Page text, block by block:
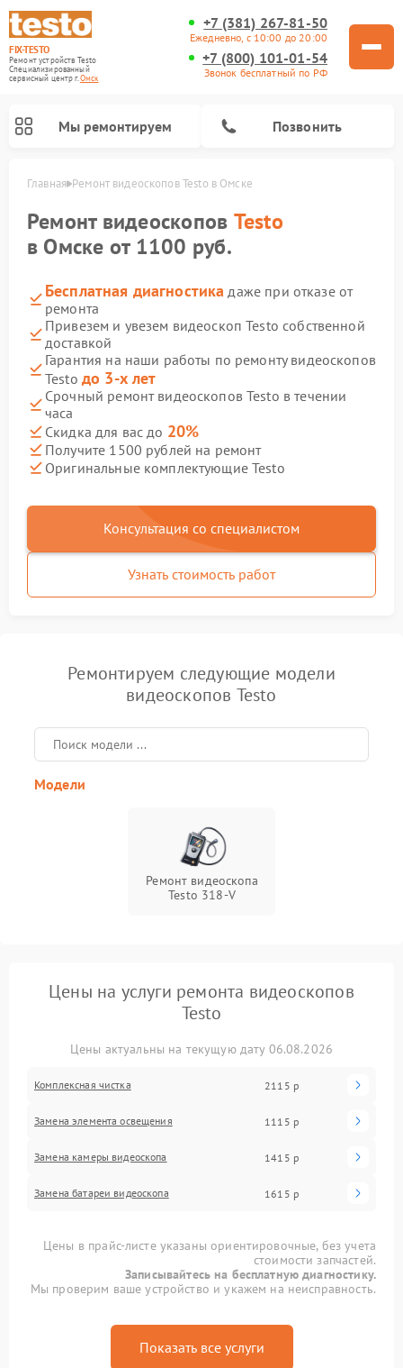
FIX-TESTO
Ремонт устройств Testo
Специализированный
cервисный центр г.Омск
+7 (381) 267-81-50
Ежедневно, с 10:00 до 20:00
+7 (800) 101-01-54
Звонок бесплатный по РФ
Мы ремонтируем Позвонить
Главная Ремонт видеоскопов Testo в Омске
Ремонт видеоскопов Testo
в Омске от 1100 руб.
Бесплатная диагностика даже при отказе от
ремонта
Привезем и увезем видеоскоп Testo собственной
доставкой
Гарантия на наши работы по ремонту видеоскопов
Testo до 3-х лет
Срочный ремонт видеоскопов Testo в течении
часа
Скидка для вас до 20%
Получите 1500 рублей на ремонт
Оригинальные комплектующие Testo
Консультация со специалистом
Узнать стоимость работ
Ремонтируем следующие модели
видеоскопов Testo
Модели
Ремонт видеоскопа
Testo 318-V
Цены на услуги ремонта видеоскопов
Testo
Цены актуальны на текущую дату 06.08.2026
Комплексная чистка 2115 р
Замена элемента освещения 1115 р
Замена камеры видеоскопа 1415 р
Замена батареи видеоскопа 1615 р
Цены в прайс-листе указаны ориентировочные, без учета
стоимости запчастей.
Записывайтесь на бесплатную диагностику.
Мы проверим ваше устройство и укажем на неисправность.
Показать все услуги